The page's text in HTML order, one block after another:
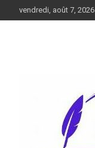
au
vendredi, août 7, 2026